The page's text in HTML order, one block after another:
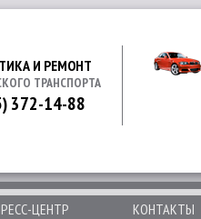
И РЕМОНТ
ТРАНСПОРТА
372-14-88
ЦЕНТР КОНТАКТЫ